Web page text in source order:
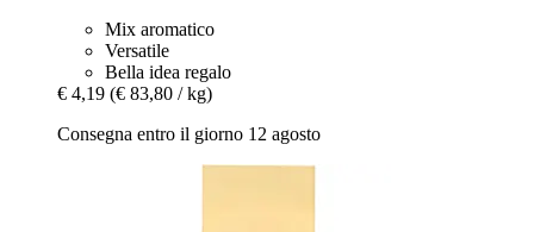
Mix aromatico
Versatile
Bella idea regalo
€ 4,19 (€ 83,80 / kg)
Consegna entro il giorno 12 agosto